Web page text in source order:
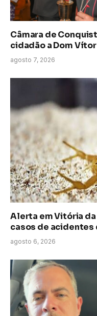
Câmara de
cidadão a Dom
agosto 7, 2026
Alerta em Vitória
casos de acidentes
agosto 6, 2026